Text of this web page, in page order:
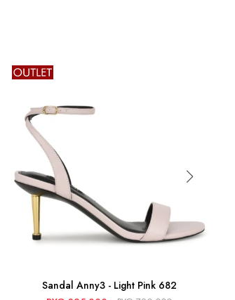
Sandal Anny3 - Light Pink 682